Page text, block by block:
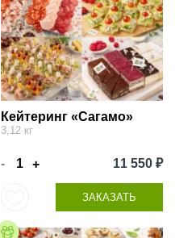
Кейтеринг «Сагамо»
3,12 кг
- + 11 550 ₽
ЗАКАЗАТЬ